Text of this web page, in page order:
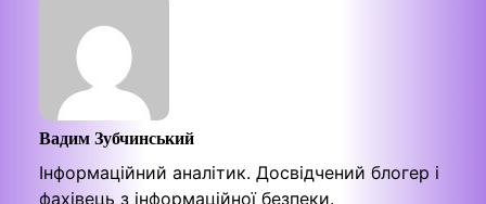
Вадим Зубчинський
Інформаційний аналітик. Досвідчений блогер і
фахівець з інформаційної безпеки.